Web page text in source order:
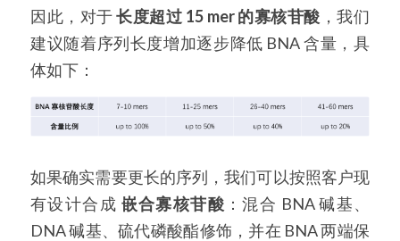
RNA Depletion Panel (Globin)
RNA Depletion Panel (Insulin)
因此，对于 长度超过 15 mer 的寡核苷酸 ，我们
建议随着序列长度增加逐步降低 BNA 含量，具
体如下：
如果确实需要更长的序列，我们可以按照客户现
有设计合成 嵌合寡核苷酸 ：混合 BNA 碱基、
DNA 碱基、硫代磷酸酯修饰，并在 BNA 两端保
生化试剂
核酸纯化
RNA相关